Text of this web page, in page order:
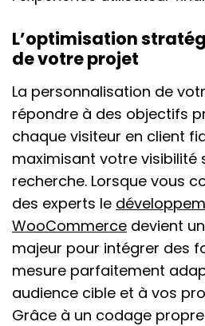
L’optimisation
de votre projet
La personnalisation de
répondre à des objectifs
chaque visiteur en client
maximisant votre visibilité
recherche. Lorsque vous
des experts le
WooCommerce devient
majeur pour intégrer des
mesure parfaitement
audience cible et à vos
Grâce à un codage